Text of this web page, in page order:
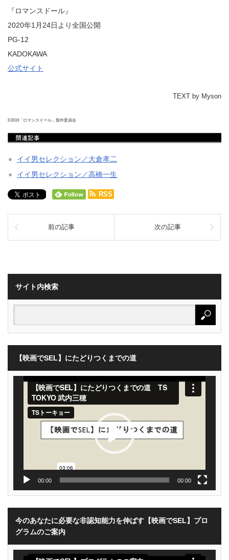
『ロマンスドール』
2020年1月24日より全国公開
PG-12
KADOKAWA
公式サイト
TEXT by Myson
©2019「ロマンスドール」製作委員会
イイ男セレクション／大倉孝二
イイ男セレクション／高橋一生
RSS
前の記事 次の記事
サイト内検索
【映画でSEL】にたどりつくまでの道
00:00 00:00
今のあなたに必要な非認知能力を伸ばす【映画でSEL】プロ
グラムのご案内